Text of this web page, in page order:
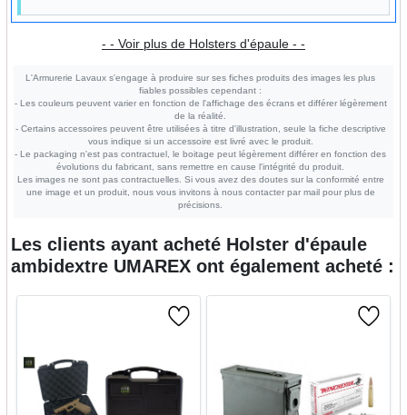
- - Voir plus de Holsters d'épaule - -
L'Armurerie Lavaux s'engage à produire sur ses fiches produits des images les plus
fiables possibles cependant :
- Les couleurs peuvent varier en fonction de l'affichage des écrans et différer légèrement
de la réalité.
- Certains accessoires peuvent être utilisées à titre d'illustration, seule la fiche descriptive
vous indique si un accessoire est livré avec le produit.
- Le packaging n'est pas contractuel, le boitage peut légèrement différer en fonction des
évolutions du fabricant, sans remettre en cause l'intégrité du produit.
Les images ne sont pas contractuelles. Si vous avez des doutes sur la conformité entre
une image et un produit, nous vous invitons à nous contacter par mail pour plus de
précisions.
Les clients ayant acheté Holster d'épaule
ambidextre UMAREXont également acheté :